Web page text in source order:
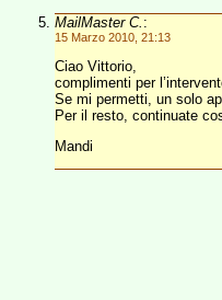
MailMaster C. :
15 Marzo 2010, 21:13
Ciao Vittorio,
complimenti per
Se mi permetti, un solo
Per il resto, continuate
Mandi